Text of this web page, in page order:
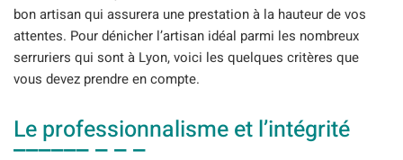
bon artisan qui assurera une prestation à la hauteur de vos
attentes. Pour dénicher l’artisan idéal parmi les nombreux
serruriers qui sont à Lyon, voici les quelques critères que
vous devez prendre en compte.
Le professionnalisme et l’intégrité